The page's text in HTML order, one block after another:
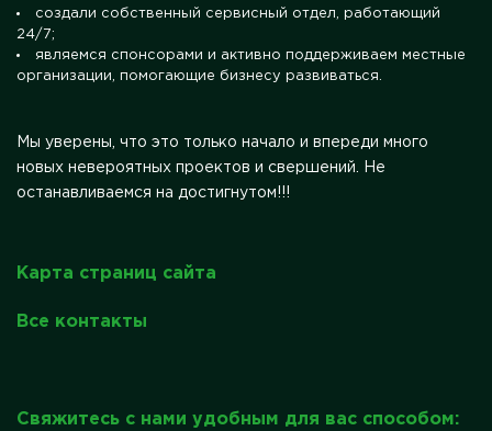
Карта страниц сайта
Все контакты
Свяжитесь с нами удобным для вас способом:
создали собственный сервисный отдел, работающий
24/7;
являемся спонсорами и активно поддерживаем местные
организации, помогающие бизнесу развиваться.
Мы уверены, что это только начало и впереди много
новых невероятных проектов и свершений. Не
останавливаемся на достигнутом!!!